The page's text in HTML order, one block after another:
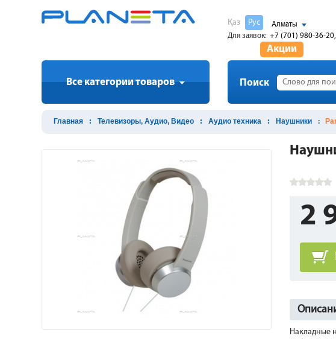
Қаз Рус
Алматы
Для заявок: +7 (701) 980-36-
Акции
Все категории товаров Поиск
Главная Телевизоры, Аудио, Видео Аудио техника Наушники
2
Накладные